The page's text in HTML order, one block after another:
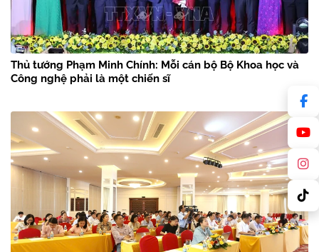
Thủ tướng Phạm Minh Chính: Mỗi cán bộ Bộ Khoa học và
Công nghệ phải là một chiến sĩ